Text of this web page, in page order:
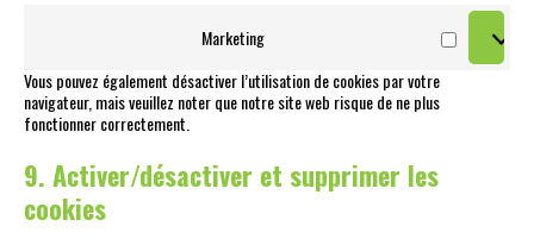
Marketing
Marketing
Vous pouvez également désactiver l’utilisation de cookies par votre
navigateur, mais veuillez noter que notre site web risque de ne plus
fonctionner correctement.
9. Activer/désactiver et supprimer les
cookies